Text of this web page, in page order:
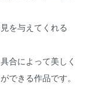
を与えてくれる
合によって美しく
できる作品です。